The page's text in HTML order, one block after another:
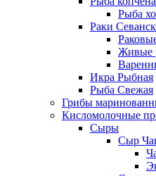
Рыба
Раки
Живые
Икра Рыбная
Рыба Свежая
Грибы
Кисломолочные
Сыры
Сыр